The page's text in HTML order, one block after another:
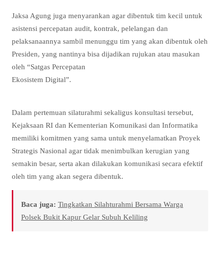
Jaksa Agung juga menyarankan agar dibentuk tim kecil untuk
asistensi percepatan audit, kontrak, pelelangan dan
pelaksanaannya sambil menunggu tim yang akan dibentuk oleh
Presiden, yang nantinya bisa dijadikan rujukan atau masukan
oleh “Satgas Percepatan
Ekosistem Digital”.
Dalam pertemuan silaturahmi sekaligus konsultasi tersebut,
Kejaksaan RI dan Kementerian Komunikasi dan Informatika
memiliki komitmen yang sama untuk menyelamatkan Proyek
Strategis Nasional agar tidak menimbulkan kerugian yang
semakin besar, serta akan dilakukan komunikasi secara efektif
oleh tim yang akan segera dibentuk.
Baca juga: Tingkatkan Silahturahmi Bersama Warga
Polsek Bukit Kapur Gelar Subuh Keliling